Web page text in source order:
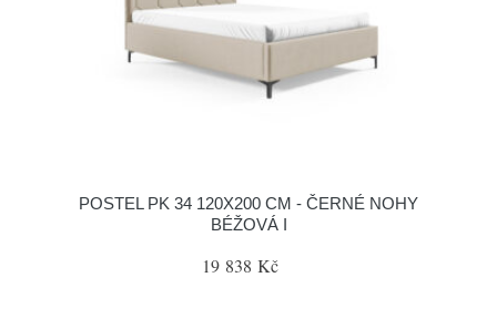
POSTEL PK 34 120X200 CM - ČERNÉ NOHY
BÉŽOVÁ I
19 838 Kč